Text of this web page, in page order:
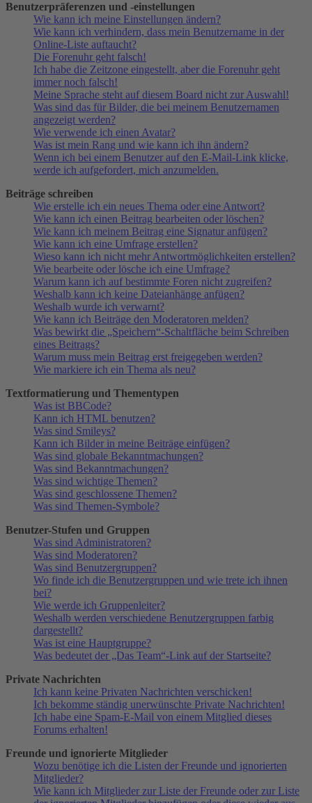
Benutzerpräferenzen und -einstellungen
Wie kann ich meine Einstellungen ändern?
Wie kann ich verhindern, dass mein Benutzername in der
Online-Liste auftaucht?
Die Forenuhr geht falsch!
Ich habe die Zeitzone eingestellt, aber die Forenuhr geht
immer noch falsch!
Meine Sprache steht auf diesem Board nicht zur Auswahl!
Was sind das für Bilder, die bei meinem Benutzernamen
angezeigt werden?
Wie verwende ich einen Avatar?
Was ist mein Rang und wie kann ich ihn ändern?
Wenn ich bei einem Benutzer auf den E-Mail-Link klicke,
werde ich aufgefordert, mich anzumelden.
Beiträge schreiben
Wie erstelle ich ein neues Thema oder eine Antwort?
Wie kann ich einen Beitrag bearbeiten oder löschen?
Wie kann ich meinem Beitrag eine Signatur anfügen?
Wie kann ich eine Umfrage erstellen?
Wieso kann ich nicht mehr Antwortmöglichkeiten erstellen?
Wie bearbeite oder lösche ich eine Umfrage?
Warum kann ich auf bestimmte Foren nicht zugreifen?
Weshalb kann ich keine Dateianhänge anfügen?
Weshalb wurde ich verwarnt?
Wie kann ich Beiträge den Moderatoren melden?
Was bewirkt die „Speichern“-Schaltfläche beim Schreiben
eines Beitrags?
Warum muss mein Beitrag erst freigegeben werden?
Wie markiere ich ein Thema als neu?
Textformatierung und Thementypen
Was ist BBCode?
Kann ich HTML benutzen?
Was sind Smileys?
Kann ich Bilder in meine Beiträge einfügen?
Was sind globale Bekanntmachungen?
Was sind Bekanntmachungen?
Was sind wichtige Themen?
Was sind geschlossene Themen?
Was sind Themen-Symbole?
Benutzer-Stufen und Gruppen
Was sind Administratoren?
Was sind Moderatoren?
Was sind Benutzergruppen?
Wo finde ich die Benutzergruppen und wie trete ich ihnen
bei?
Wie werde ich Gruppenleiter?
Weshalb werden verschiedene Benutzergruppen farbig
dargestellt?
Was ist eine Hauptgruppe?
Was bedeutet der „Das Team“-Link auf der Startseite?
Private Nachrichten
Ich kann keine Privaten Nachrichten verschicken!
Ich bekomme ständig unerwünschte Private Nachrichten!
Ich habe eine Spam-E-Mail von einem Mitglied dieses
Forums erhalten!
Freunde und ignorierte Mitglieder
Wozu benötige ich die Listen der Freunde und ignorierten
Mitglieder?
Wie kann ich Mitglieder zur Liste der Freunde oder zur Liste